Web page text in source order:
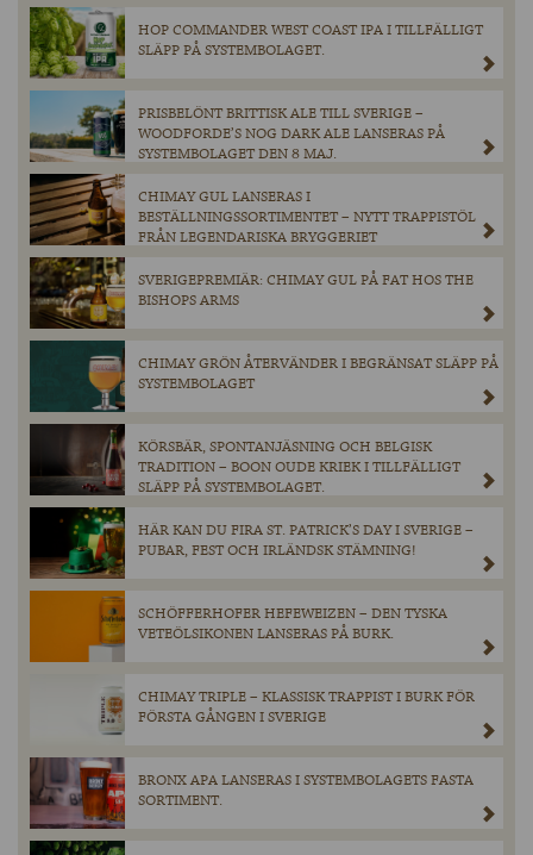
HOP COMMANDER WEST COAST IPA I TILLFÄLLIGT
SLÄPP PÅ SYSTEMBOLAGET.
PRISBELÖNT BRITTISK ALE TILL SVERIGE –
WOODFORDE’S NOG DARK ALE LANSERAS PÅ
SYSTEMBOLAGET DEN 8 MAJ.
CHIMAY GUL LANSERAS I
BESTÄLLNINGSSORTIMENTET – NYTT TRAPPISTÖL
FRÅN LEGENDARISKA BRYGGERIET
SVERIGEPREMIÄR: CHIMAY GUL PÅ FAT HOS THE
BISHOPS ARMS
CHIMAY GRÖN ÅTERVÄNDER I BEGRÄNSAT SLÄPP PÅ
SYSTEMBOLAGET
KÖRSBÄR, SPONTANJÄSNING OCH BELGISK
TRADITION – BOON OUDE KRIEK I TILLFÄLLIGT
SLÄPP PÅ SYSTEMBOLAGET.
HÄR KAN DU FIRA ST. PATRICK’S DAY I SVERIGE –
PUBAR, FEST OCH IRLÄNDSK STÄMNING!
SCHÖFFERHOFER HEFEWEIZEN – DEN TYSKA
VETEÖLSIKONEN LANSERAS PÅ BURK.
CHIMAY TRIPLE – KLASSISK TRAPPIST I BURK FÖR
FÖRSTA GÅNGEN I SVERIGE
BRONX APA LANSERAS I SYSTEMBOLAGETS FASTA
SORTIMENT.